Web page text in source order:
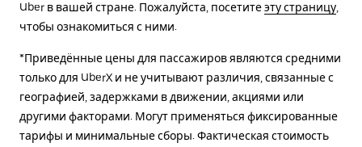
Uber в вашей стране. Пожалуйста, посетитеэту страницу
чтобы ознакомиться с ними.
*Приведённые цены для пассажиров являются средними
только для UberX и не учитывают различия, связанные с
географией, задержками в движении, акциями или
другими факторами. Могут применяться фиксированные
тарифы и минимальные сборы. Фактическая стоимость